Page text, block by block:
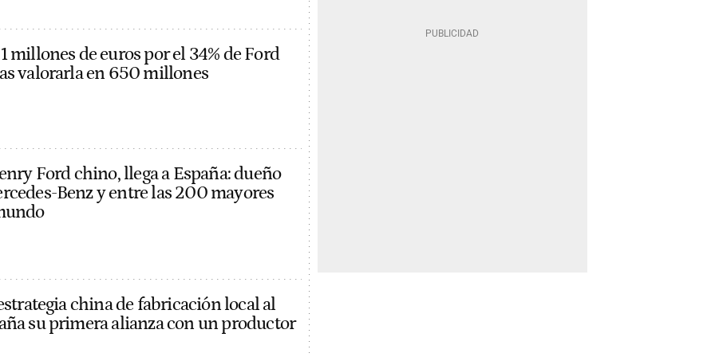
millones de euros por el 34% de Ford
valorarla en 650 millones
Ford chino, llega a España: dueño
Benz y entre las 200 mayores
china de fabricación local al
su primera alianza con un productor